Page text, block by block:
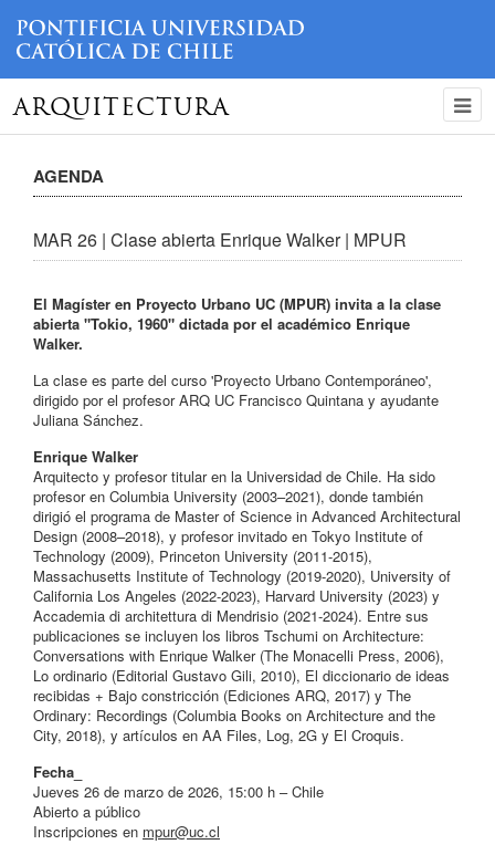
ARQUITECTURA
AGENDA
MAR 26 | Clase abierta Enrique Walker | MPUR
El Magíster en Proyecto Urbano UC (MPUR) invita a la clase
abierta "Tokio, 1960" dictada por el académico Enrique
Walker.
La clase es parte del curso 'Proyecto Urbano Contemporáneo',
dirigido por el profesor ARQ UC Francisco Quintana y ayudante
Juliana Sánchez.
Enrique Walker
Arquitecto y profesor titular en la Universidad de Chile. Ha sido
profesor en Columbia University (2003–2021), donde también
dirigió el programa de Master of Science in Advanced Architectural
Design (2008–2018), y profesor invitado en Tokyo Institute of
Technology (2009), Princeton University (2011-2015),
Massachusetts Institute of Technology (2019-2020), University of
California Los Angeles (2022-2023), Harvard University (2023) y
Accademia di architettura di Mendrisio (2021-2024). Entre sus
publicaciones se incluyen los libros Tschumi on Architecture:
Conversations with Enrique Walker (The Monacelli Press, 2006),
Lo ordinario (Editorial Gustavo Gili, 2010), El diccionario de ideas
recibidas + Bajo constricción (Ediciones ARQ, 2017) y The
Ordinary: Recordings (Columbia Books on Architecture and the
City, 2018), y artículos en AA Files, Log, 2G y El Croquis.
Fecha_
Jueves 26 de marzo de 2026, 15:00 h – Chile
Abierto a público
Inscripciones en mpur@uc.cl